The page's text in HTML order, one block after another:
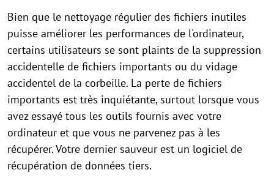
Bien que le nettoyage régulier des fichiers inutiles
puisse améliorer les performances de l'ordinateur,
certains utilisateurs se sont plaints de la suppression
accidentelle de fichiers importants ou du vidage
accidentel de la corbeille. La perte de fichiers
importants est très inquiétante, surtout lorsque vous
avez essayé tous les outils fournis avec votre
ordinateur et que vous ne parvenez pas à les
récupérer. Votre dernier sauveur est un logiciel de
récupération de données tiers.